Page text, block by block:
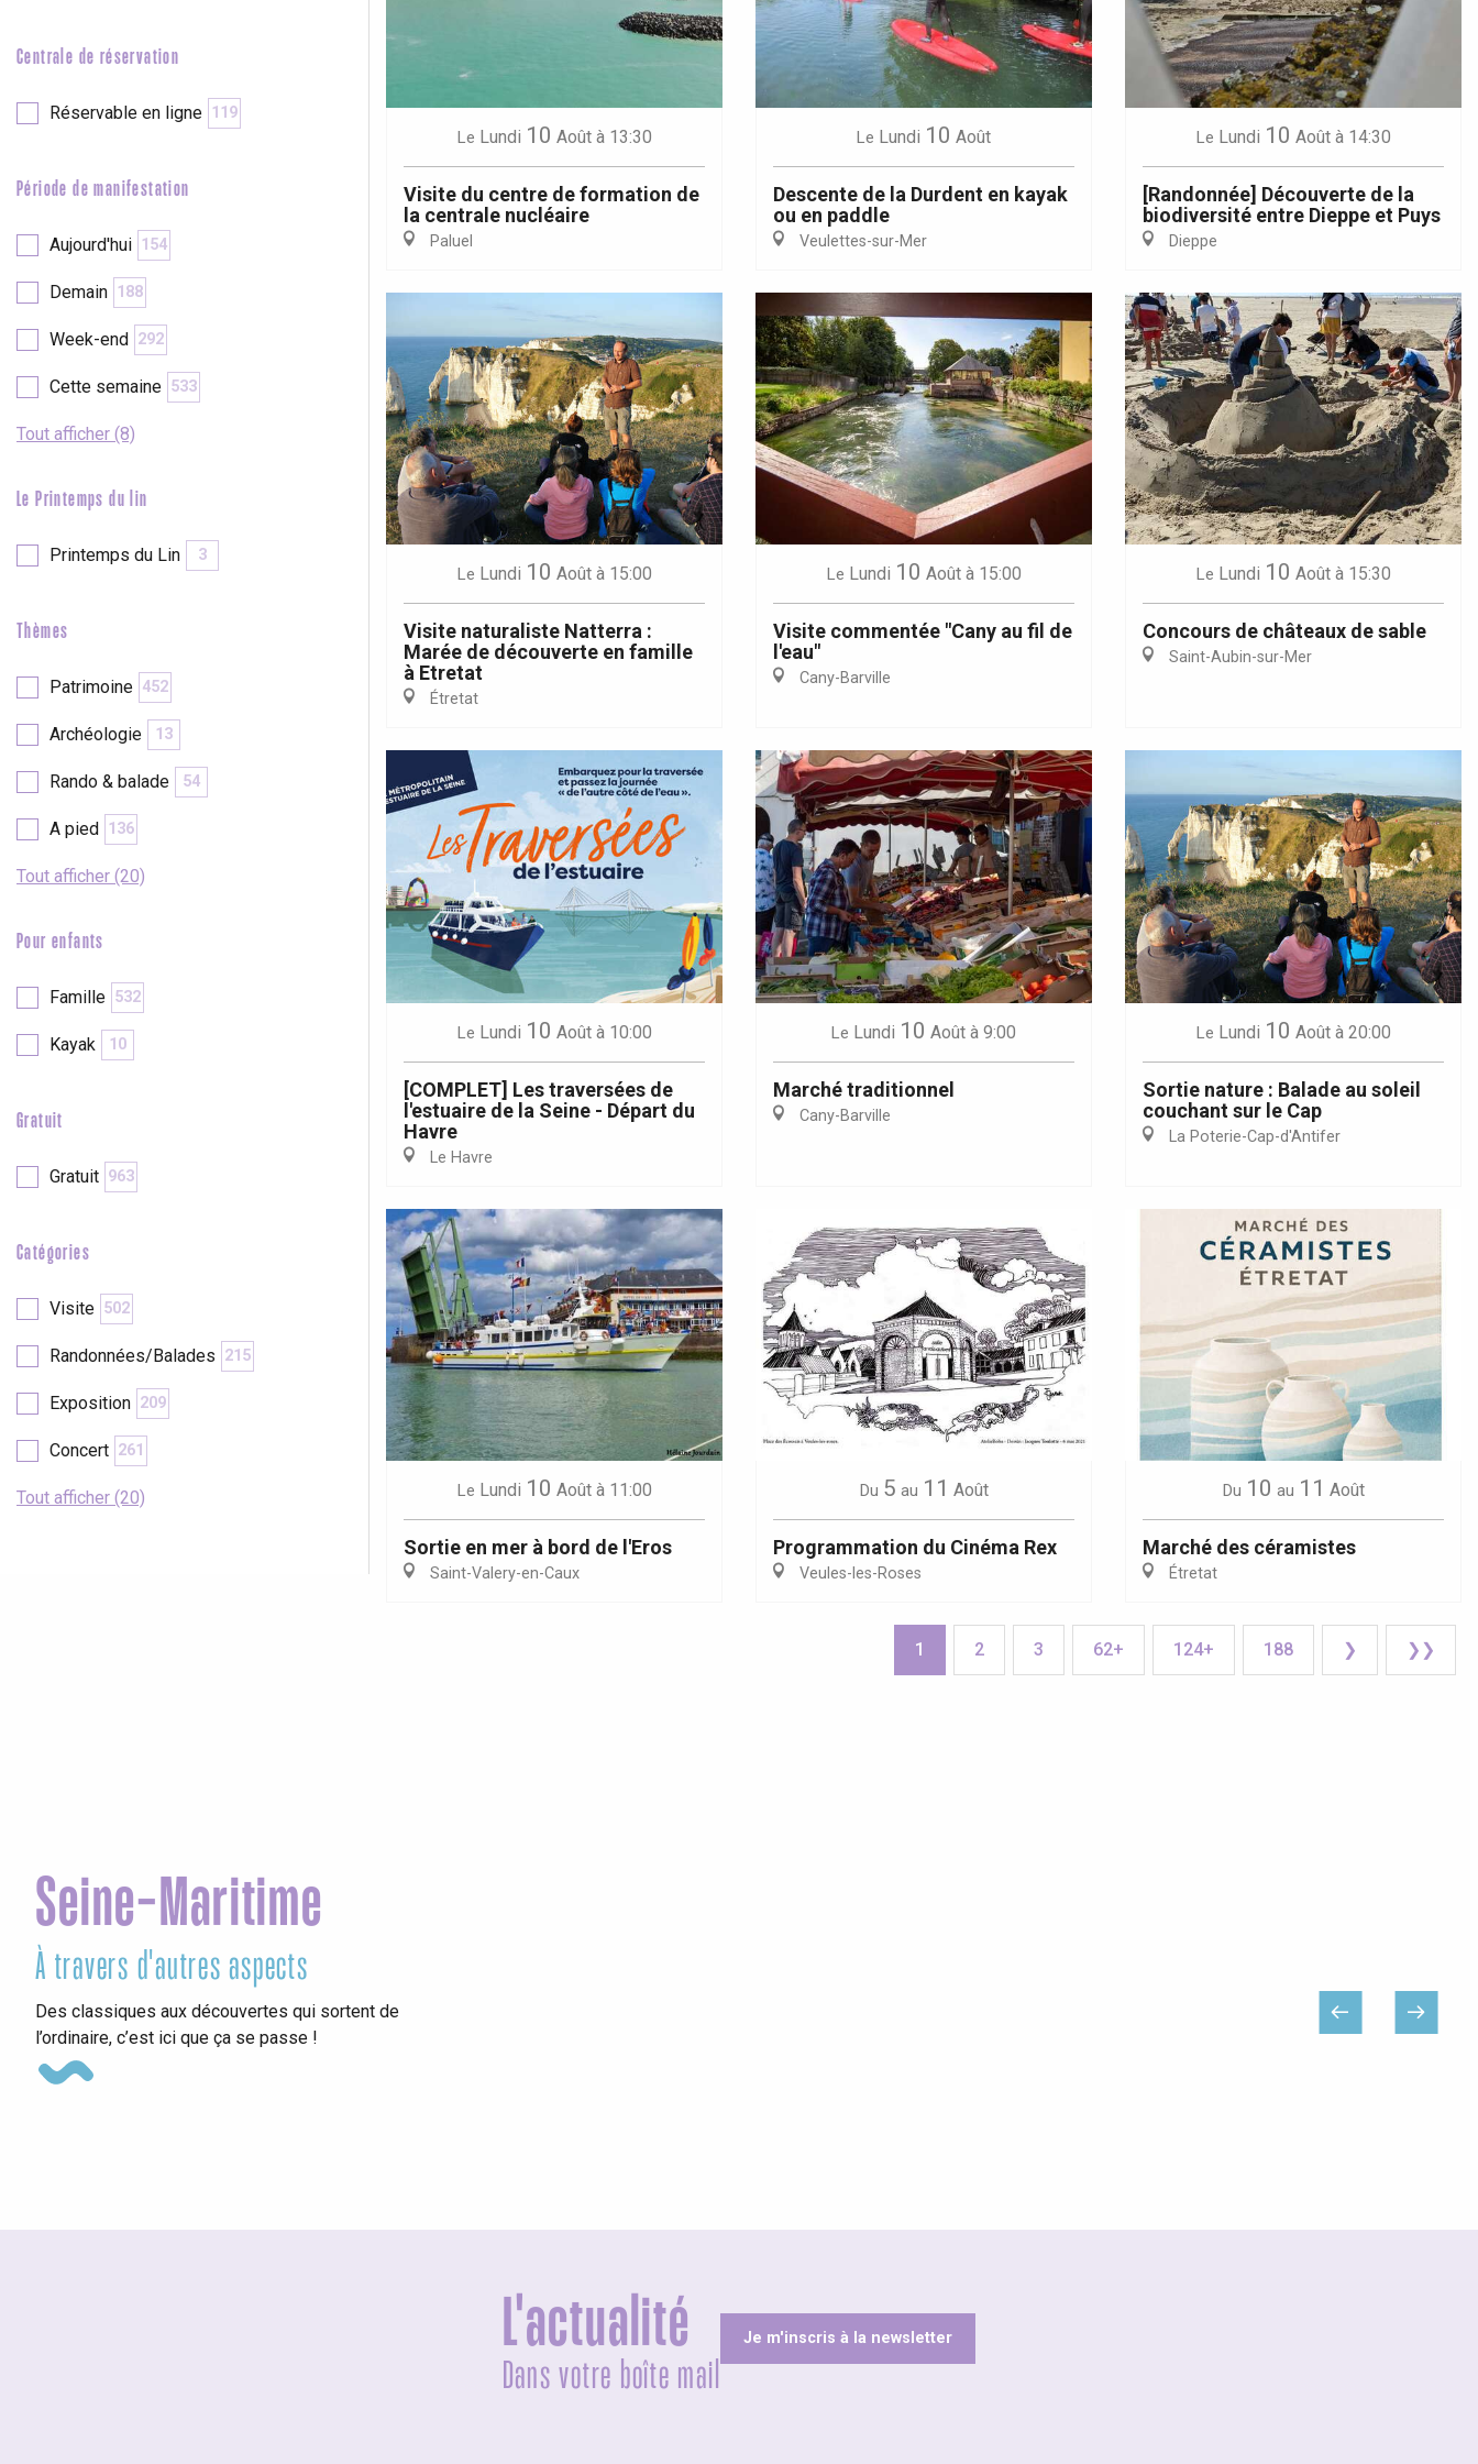
Duclair
Forges-les-Eaux
Paris 1h30
Centrale de réservation
Réservable en ligne 119
Période de manifestation
Aujourd'hui 154
Demain 188
Week-end 292
Cette semaine 533
Tout afficher (8)
Le Printemps du lin
Printemps du Lin 3
Thèmes
Patrimoine 452
Archéologie 13
Rando & balade 54
A pied 136
Tout afficher (20)
Pour enfants
Famille 532
Kayak 10
Gratuit
Gratuit 963
Catégories
Visite 502
Randonnées/Balades 215
Exposition 209
Concert 261
Tout afficher (20)
Le Lundi 10 Août à 13:30
Visite du centre de formation de
la centrale nucléaire
Paluel
Le Lundi 10 Août
Descente de la Durdent en kayak
ou en paddle
Veulettes-sur-Mer
Le Lundi 10 Août à 14:30
[Randonnée] Découverte de la
biodiversité entre Dieppe et Puys
Dieppe
Le Lundi 10 Août à 15:00
Visite naturaliste Natterra :
Marée de découverte en famille
à Etretat
Étretat
Le Lundi 10 Août à 15:00
Visite commentée "Cany au fil de
l'eau"
Cany-Barville
Le Lundi 10 Août à 15:30
Concours de châteaux de sable
Saint-Aubin-sur-Mer
Le Lundi 10 Août à 10:00
[COMPLET] Les traversées de
l'estuaire de la Seine - Départ du
Havre
Le Havre
Le Lundi 10 Août à 9:00
Marché traditionnel
Cany-Barville
Le Lundi 10 Août à 20:00
Sortie nature : Balade au soleil
couchant sur le Cap
La Poterie-Cap-d'Antifer
Le Lundi 10 Août à 11:00
Sortie en mer à bord de l'Eros
Saint-Valery-en-Caux
Du 5 au 11 Août
Programmation du Cinéma Rex
Veules-les-Roses
Du 10 au 11 Août
Marché des céramistes
Étretat
1 2 3 62+ 124+ 188 ❯ ❯❯
Seine-Maritime
À travers d'autres aspects
Des classiques aux découvertes qui sortent de
l’ordinaire, c’est ici que ça se passe !
L'actualité
Dans votre boîte mail
Je m'inscris à la newsletter